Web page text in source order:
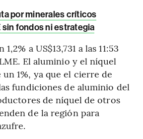
por minerales críticos
sin fondos ni estrategia
a US$13,731 a las 11:53
El aluminio y el níquel
1%, ya que el cierre de
fundiciones de aluminio del
de níquel de otros
de la región para